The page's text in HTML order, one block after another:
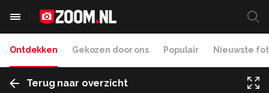
Ontdekken Gekozen door ons Populair Nieuwste
Terug naar overzicht